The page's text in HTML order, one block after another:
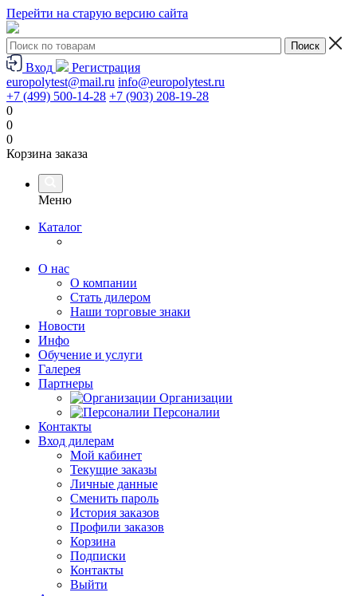
Перейти на старую версию сайта
Вход
Регистрация
europolytest@mail.ru info@europolytest.ru
+7 (499) 500-14-28 +7 (903) 208-19-28
0
0
0
Корзина заказа
Меню
Каталог
О нас
О компании
Стать дилером
Наши торговые знаки
Новости
Инфо
Обучение и услуги
Галерея
Партнеры
Организации
Персоналии
Контакты
Вход дилерам
Мой кабинет
Текущие заказы
Личные данные
Сменить пароль
История заказов
Профили заказов
Корзина
Подписки
Контакты
Выйти